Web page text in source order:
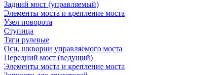
Задний мост (управляемый)
Элементы моста и крепление моста
Узел поворота
Ступица
Тяги рулевые
Оси, шкворни управляемого моста
Передний мост (ведущий)
Элементы моста и крепление моста